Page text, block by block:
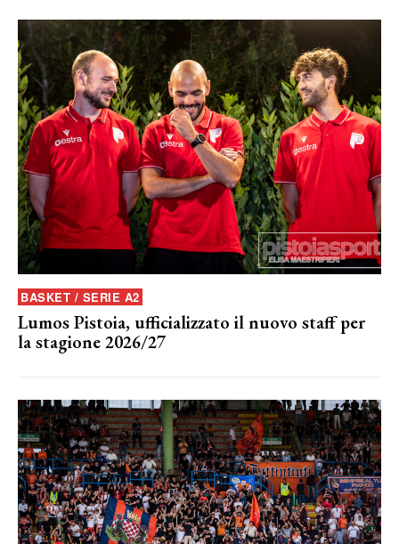
BASKET / SERIE A2
Lumos Pistoia, ufficializzato il nuovo staff per
la stagione 2026/27